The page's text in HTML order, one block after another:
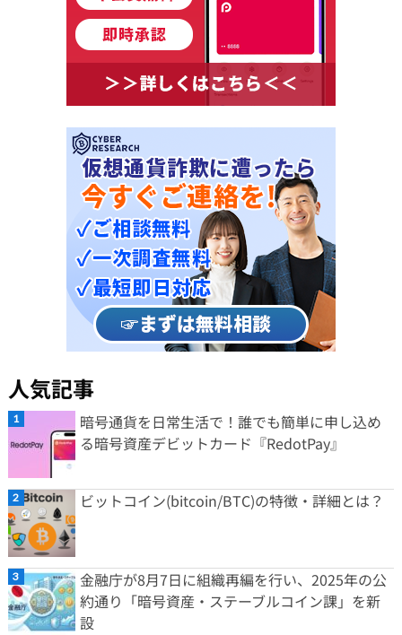
人気記事
暗号通貨を日常生活で！誰でも簡単に申し込め
る暗号資産デビットカード『RedotPay』
ビットコイン(bitcoin/BTC)の特徴・詳細とは？
金融庁が8月7日に組織再編を行い、2025年の公
約通り「暗号資産・ステーブルコイン課」を新
設